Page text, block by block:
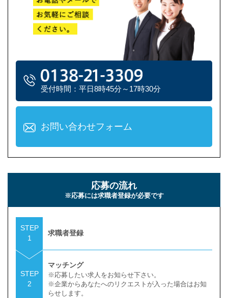
受付時間：平日8時45分～17時30分
お問い合わせフォーム
応募の流れ
※応募には求職者登録が必要です
STEP
1
求職者登録
STEP
2
マッチング
※応募したい求人をお知らせ下さい。
※企業からあなたへのリクエストが入った場合はお知
らせします。